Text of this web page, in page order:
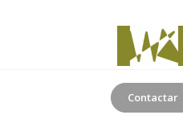
Contactar